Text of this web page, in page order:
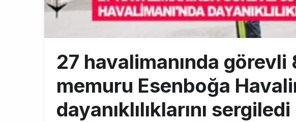
27 havalimanında görevli
memuru Esenboğa
dayanıklılıklarını sergiledi